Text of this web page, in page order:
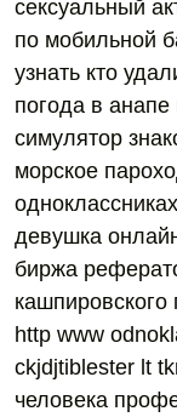
сексуальный
по мобильной
узнать кто
погода в анапе
симулятор
морское
девушка
биржа
кашпировского
http www
ckjdjtiblester lt
человека